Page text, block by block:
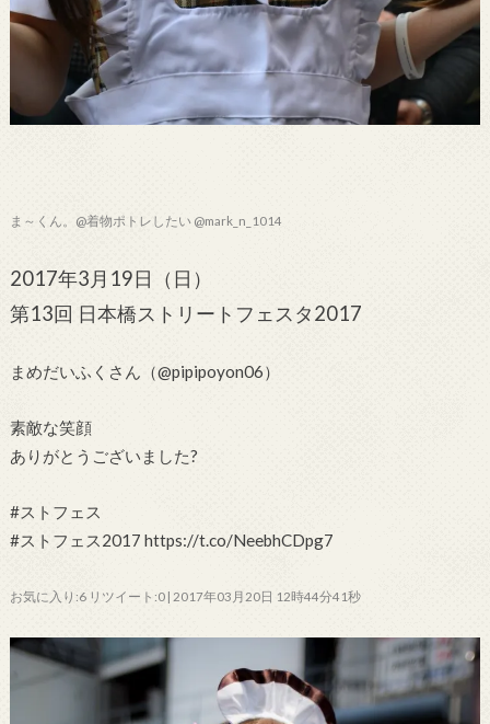
ま～くん。@着物ポトレしたい @mark_n_1014
2017年3月19日（日）
第13回 日本橋ストリートフェスタ2017
まめだいふくさん（@pipipoyon06）
素敵な笑顔
ありがとうございました?
#ストフェス
#ストフェス2017 https://t.co/NeebhCDpg7
お気に入り:6 リツイート:0 | 2017年03月20日 12時44分41秒